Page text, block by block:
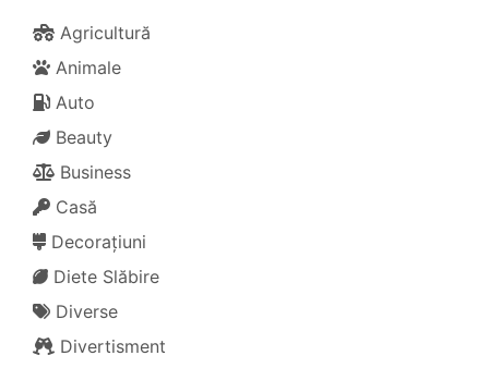
Agricultură
Animale
Auto
Beauty
Business
Casă
Decorațiuni
Diete Slăbire
Diverse
Divertisment